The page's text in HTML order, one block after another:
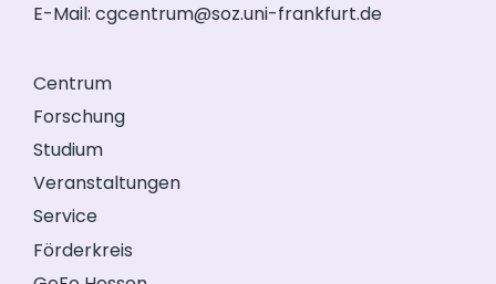
E-Mail: cgcentrum@soz.uni-frankfurt.de
Centrum
Forschung
Studium
Veranstaltungen
Service
Förderkreis